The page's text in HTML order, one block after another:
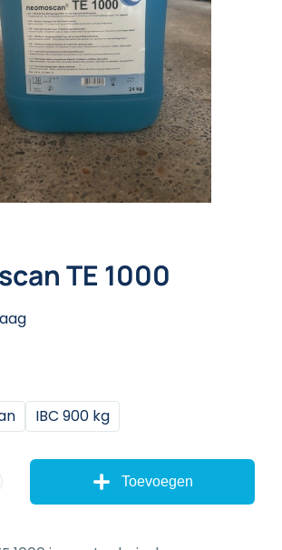
TE 1000
IBC 900 kg
Toevoegen